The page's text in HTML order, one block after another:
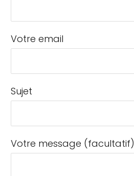
Votre email
Sujet
Votre message (facultatif)